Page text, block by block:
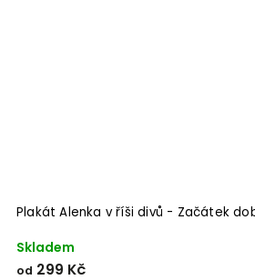
Plakát Alenka v říši divů - Začátek
Skladem
od 299 Kč